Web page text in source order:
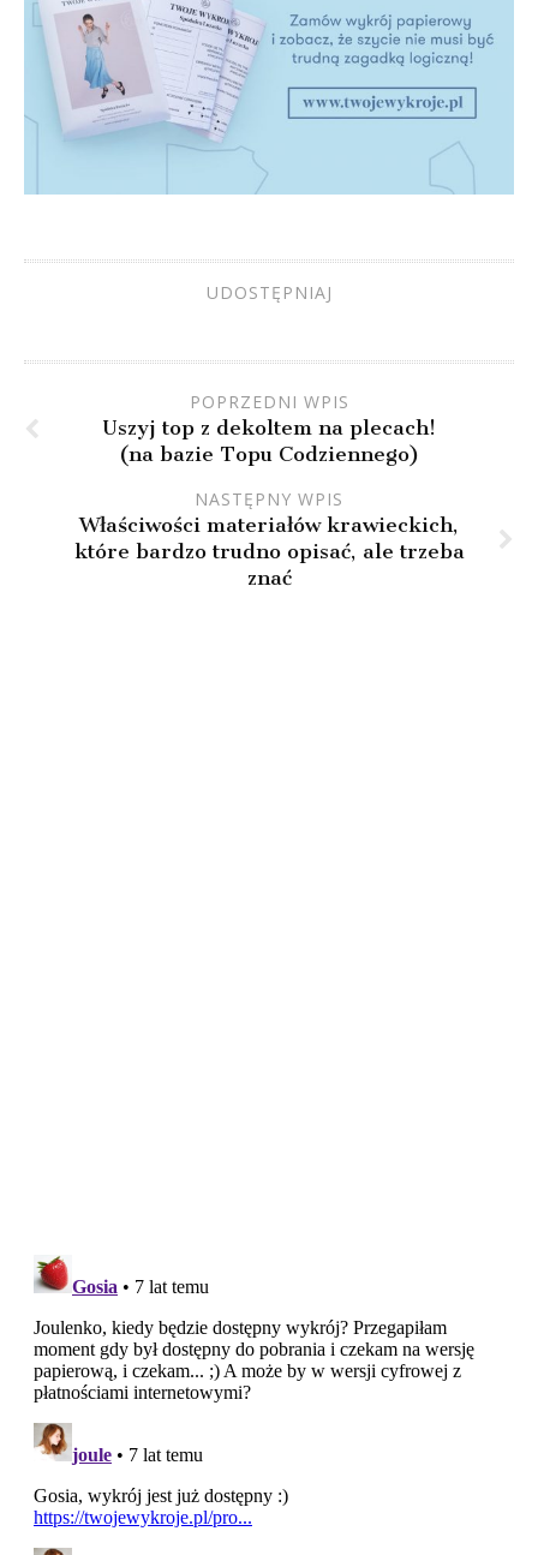
UDOSTĘPNIAJ
POPRZEDNI WPIS
Uszyj top z dekoltem na plecach!
(na bazie Topu Codziennego)
NASTĘPNY WPIS
Właściwości materiałów krawieckich,
które bardzo trudno opisać, ale trzeba
znać